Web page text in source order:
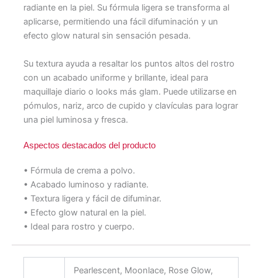
radiante en la piel. Su fórmula ligera se transforma al
aplicarse, permitiendo una fácil difuminación y un
efecto glow natural sin sensación pesada.
Su textura ayuda a resaltar los puntos altos del rostro
con un acabado uniforme y brillante, ideal para
maquillaje diario o looks más glam. Puede utilizarse en
pómulos, nariz, arco de cupido y clavículas para lograr
una piel luminosa y fresca.
Aspectos destacados del producto
• Fórmula de crema a polvo.
• Acabado luminoso y radiante.
• Textura ligera y fácil de difuminar.
• Efecto glow natural en la piel.
• Ideal para rostro y cuerpo.
Pearlescent, Moonlace, Rose Glow,